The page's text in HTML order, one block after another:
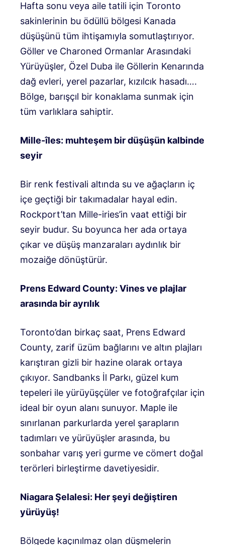
Hafta sonu veya aile tatili için Toronto
sakinlerinin bu ödüllü bölgesi Kanada
düşüşünü tüm ihtişamıyla somutlaştırıyor.
Göller ve Charoned Ormanlar Arasındaki
Yürüyüşler, Özel Duba ile Göllerin Kenarında
dağ evleri, yerel pazarlar, kızılcık hasadı….
Bölge, barışçıl bir konaklama sunmak için
tüm varlıklara sahiptir.
Mille-îles: muhteşem bir düşüşün kalbinde
seyir
Bir renk festivali altında su ve ağaçların iç
içe geçtiği bir takımadalar hayal edin.
Rockport’tan Mille-iries’in vaat ettiği bir
seyir budur. Su boyunca her ada ortaya
çıkar ve düşüş manzaraları aydınlık bir
mozaiğe dönüştürür.
Prens Edward County: Vines ve plajlar
arasında bir ayrılık
Toronto’dan birkaç saat, Prens Edward
County, zarif üzüm bağlarını ve altın plajları
karıştıran gizli bir hazine olarak ortaya
çıkıyor. Sandbanks İl Parkı, güzel kum
tepeleri ile yürüyüşçüler ve fotoğrafçılar için
ideal bir oyun alanı sunuyor. Maple ile
sınırlanan parkurlarda yerel şarapların
tadımları ve yürüyüşler arasında, bu
sonbahar varış yeri gurme ve cömert doğal
terörleri birleştirme davetiyesidir.
Niagara Şelalesi: Her şeyi değiştiren
yürüyüş!
Bölgede kaçınılmaz olan düşmelerin